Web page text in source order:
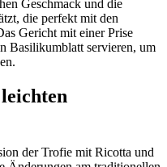
Geschmack und die
die perfekt mit den
Gericht mit einer Prise
Basilikumblatt servieren, um
der Trofie mit Ricotta und